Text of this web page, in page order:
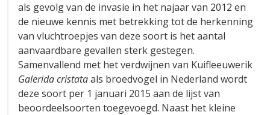
als gevolg van de invasie in het najaar van 2012 en
de nieuwe kennis met betrekking tot de herkenning
van vluchtroepjes van deze soort is het aantal
aanvaardbare gevallen sterk gestegen.
Samenvallend met het verdwijnen van Kuifleeuwerik
Galerida cristataals broedvogel in Nederland wordt
deze soort per 1 januari 2015 aan de lijst van
beoordeelsoorten toegevoegd. Naast het kleine